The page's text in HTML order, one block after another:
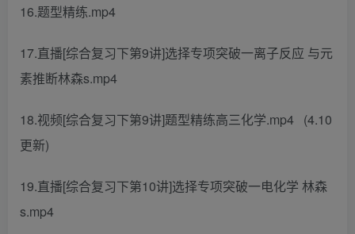
16.题型精练.mp4
17.直播[综合复习下第9讲]选择专项突破一离子反应 与元
素推断林森s.mp4
18.视频[综合复习下第9讲]题型精练高三化学.mp4 (4.10
更新)
19.直播[综合复习下第10讲]选择专项突破一电化学 林森
s.mp4